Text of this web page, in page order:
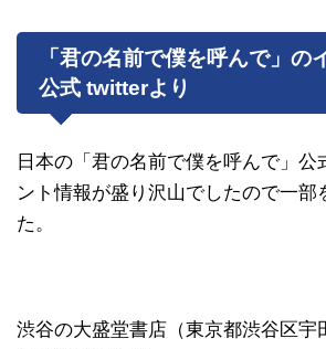
「君の名前で僕を呼んで」の
公式 twitterより
日本の「君の名前で僕を呼んで」公
ント情報が盛り沢山でしたので一部
た。
渋谷の大盛堂書店（東京都渋谷区宇